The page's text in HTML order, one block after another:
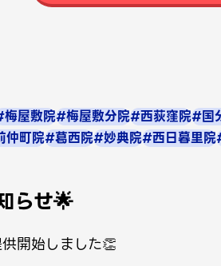
屋敷院#梅屋敷分院#西荻窪院#国
仲町院#葛西院#妙典院#西日暮里院
らせ🌟
開始しました👏